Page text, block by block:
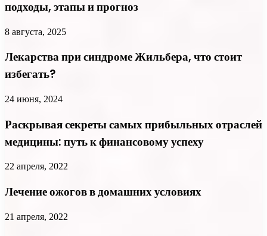
подходы, этапы и прогноз
8 августа, 2025
Лекарства при синдроме Жильбера, что стоит
избегать?
24 июня, 2024
Раскрывая секреты самых прибыльных отраслей
медицины: путь к финансовому успеху
22 апреля, 2022
Лечение ожогов в домашних условиях
21 апреля, 2022